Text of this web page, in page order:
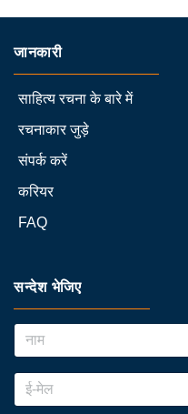
जानकारी
साहित्य रचना के बारे में
रचनाकार जुड़े
संपर्क करें
करियर
FAQ
सन्देश भेजिए